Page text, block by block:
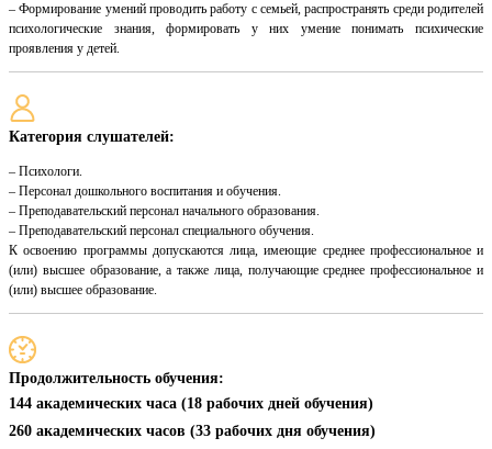
– Формирование умений проводить работу с семьей, распространять среди родителей
психологические знания, формировать у них умение понимать психические
проявления у детей.
Категория слушателей:
– Психологи.
– Персонал дошкольного воспитания и обучения.
– Преподавательский персонал начального образования.
– Преподавательский персонал специального обучения.
К освоению программы допускаются лица, имеющие среднее профессиональное и
(или) высшее образование, а также лица, получающие среднее профессиональное и
(или) высшее образование.
Продолжительность обучения:
144 академических часа (18 рабочих дней обучения)
260 академических часов (33 рабочих дня обучения)